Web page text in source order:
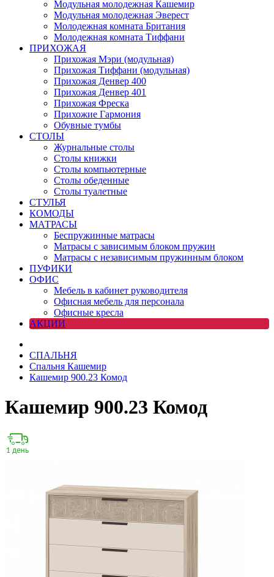
Модульная молодежная Кашемир
Модульная молодежная Эверест
Молодежная комната Британия
Молодежная комната Тиффани
ПРИХОЖАЯ
Прихожая Мэри (модульная)
Прихожая Тиффани (модульная)
Прихожая Денвер 400
Прихожая Денвер 401
Прихожая Фреска
Прихожие Гармония
Обувные тумбы
СТОЛЫ
Журнальные столы
Столы книжки
Столы компьютерные
Столы обеденные
Столы туалетные
СТУЛЬЯ
КОМОДЫ
МАТРАСЫ
Беспружинные матрасы
Матрасы с зависимым блоком пружин
Матрасы с независимым пружинным блоком
ПУФИКИ
ОФИС
Мебель в кабинет руководителя
Офисная мебель для персонала
Офисные кресла
АКЦИИ
СПАЛЬНЯ
Спальня Кашемир
Кашемир 900.23 Комод
Кашемир 900.23 Комод